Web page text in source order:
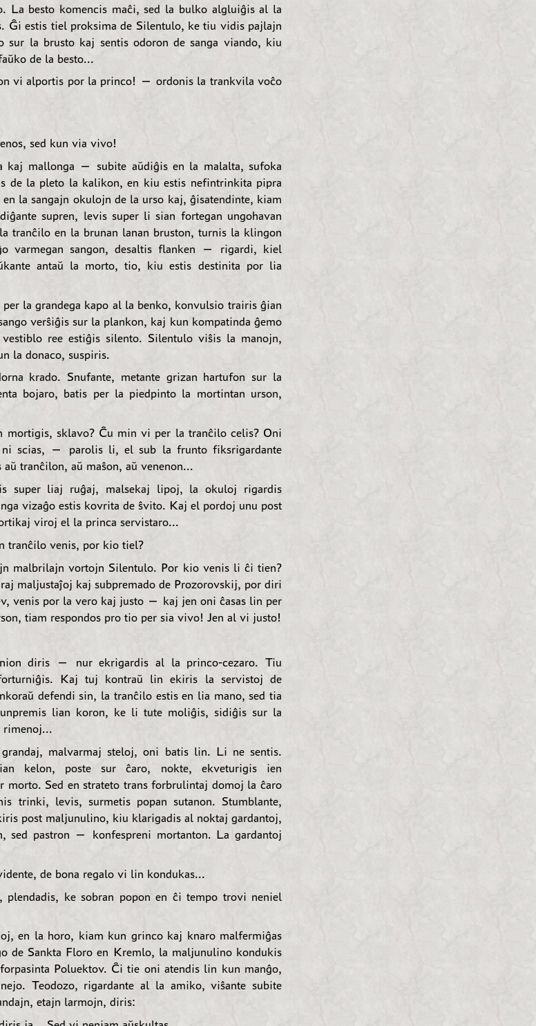
La besto komencis maĉi, sed la bulko algluiĝis al la
Ĝi estis tiel proksima de Silentulo, ke tiu vidis pajlajn
la brusto kaj sentis odoron de sanga viando, kiu
de la besto...
vi alportis por la princo! — ordonis la trankvila voĉo
sed kun via vivo!
mallonga — subite aŭdiĝis en la malalta, sufoka
de la pleto la kalikon, en kiu estis nefintrinkita pipra
la sangajn okulojn de la urso kaj, ĝisatendinte, kiam
supren, levis super li sian fortegan ungohavan
tranĉilo en la brunan lanan bruston, turnis la klingon
varmegan sangon, desaltis flanken — rigardi, kiel
antaŭ la morto, tio, kiu estis destinita por lia
la grandega kapo al la benko, konvulsio trairis ĝian
verŝiĝis sur la plankon, kaj kun kompatinda ĝemo
ree estiĝis silento. Silentulo viŝis la manojn,
la donaco, suspiris.
krado. Snufante, metante grizan hartufon sur la
bojaro, batis per la piedpinto la mortintan urson,
sklavo? Ĉu min vi per la tranĉilo celis? Oni
ni scias, — parolis li, el sub la frunto fiksrigardante
tranĉilon, aŭ maŝon, aŭ venenon...
super liaj ruĝaj, malsekaj lipoj, la okuloj rigardis
vizaĝo estis kovrita de ŝvito. Kaj el pordoj unu post
viroj el la princa servistaro...
tranĉilo venis, por kio tiel?
malbrilajn vortojn Silentulo. Por kio venis li ĉi tien?
maljustaĵoj kaj subpremado de Prozorovskij, por diri
venis por la vero kaj justo — kaj jen oni ĉasas lin per
tiam respondos pro tio per sia vivo! Jen al vi justo!
diris — nur ekrigardis al la princo-cezaro. Tiu
Kaj tuj kontraŭ lin ekiris la servistoj de
defendi sin, la tranĉilo estis en lia mano, sed tia
lian koron, ke li tute moliĝis, sidiĝis sur la
rimenoj...
malvarmaj steloj, oni batis lin. Li ne sentis.
kelon, poste sur ĉaro, nokte, ekveturigis ien
morto. Sed en strateto trans forbrulintaj domoj la ĉaro
trinki, levis, surmetis popan sutanon. Stumblante,
post maljunulino, kiu klarigadis al noktaj gardantoj,
sed pastron — konfespreni mortanton. La gardantoj
de bona regalo vi lin kondukas...
plendadis, ke sobran popon en ĉi tempo trovi neniel
en la horo, kiam kun grinco kaj knaro malfermiĝas
de Sankta Floro en Kremlo, la maljunulino kondukis
Poluektov. Ĉi tie oni atendis lin kun manĝo,
Teodozo, rigardante al la amiko, viŝante subite
etajn larmojn, diris: